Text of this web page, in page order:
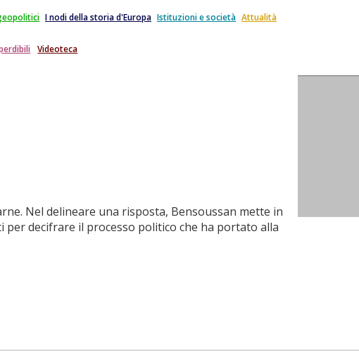
I nodi della storia d'Europa Istituzioni e società Attualità
Videoteca
Nel delineare una risposta, Bensoussan mette in
decifrare il processo politico che ha portato alla